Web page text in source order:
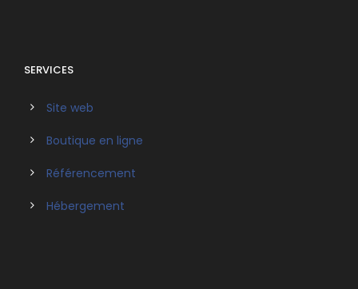
SERVICES
Site web
Boutique en ligne
Référencement
Hébergement